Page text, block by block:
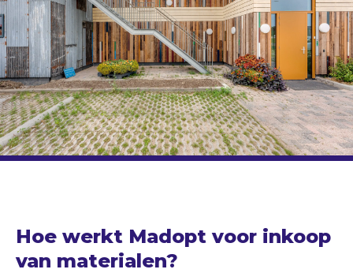
Hoe werkt Madopt voor inkoop
van materialen?